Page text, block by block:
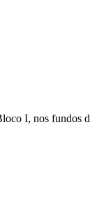
I, nos fundos